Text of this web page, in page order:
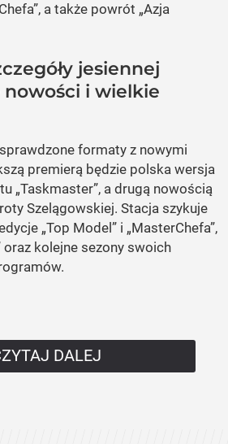
a także powrót „Azja
jesiennej
i wielkie
formaty z nowymi
premierą będzie polska wersja
„Taskmaster”, a drugą nowością
Szelągowskiej. Stacja szykuje
„Top Model” i „MasterChefa”,
oraz kolejne sezony swoich
DALEJ